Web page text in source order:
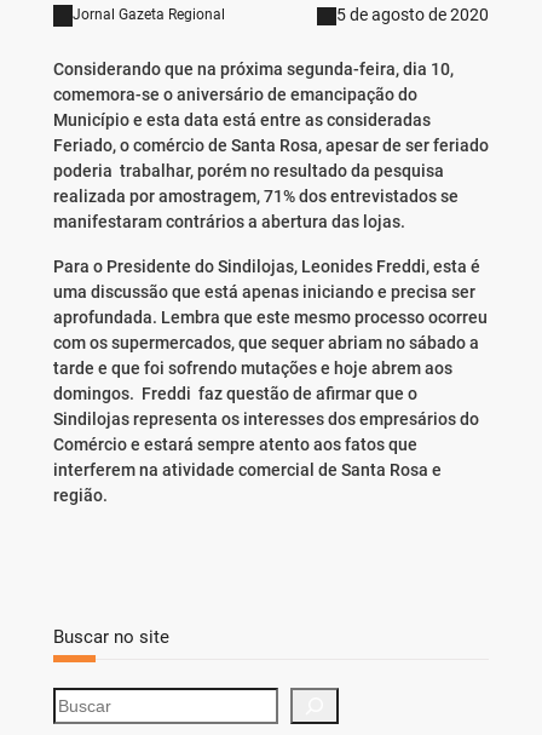
Jornal Gazeta Regional 5 de agosto de 2020
Considerando que na próxima segunda-feira, dia 10,
comemora-se o aniversário de emancipação do
Município e esta data está entre as consideradas
Feriado, o comércio de Santa Rosa, apesar de ser feriado
poderia trabalhar, porém no resultado da pesquisa
realizada por amostragem, 71% dos entrevistados se
manifestaram contrários a abertura das lojas.
Para o Presidente do Sindilojas, Leonides Freddi, esta é
uma discussão que está apenas iniciando e precisa ser
aprofundada. Lembra que este mesmo processo ocorreu
com os supermercados, que sequer abriam no sábado a
tarde e que foi sofrendo mutações e hoje abrem aos
domingos. Freddi faz questão de afirmar que o
Sindilojas representa os interesses dos empresários do
Comércio e estará sempre atento aos fatos que
interferem na atividade comercial de Santa Rosa e
região.
Buscar no site
S
e